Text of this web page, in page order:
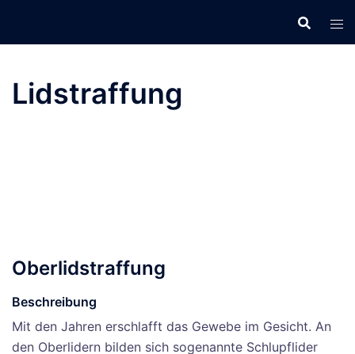
Lidstraffung
Oberlidstraffung
Beschreibung
Mit den Jahren erschlafft das Gewebe im Gesicht. An
den Oberlidern bilden sich sogenannte Schlupflider